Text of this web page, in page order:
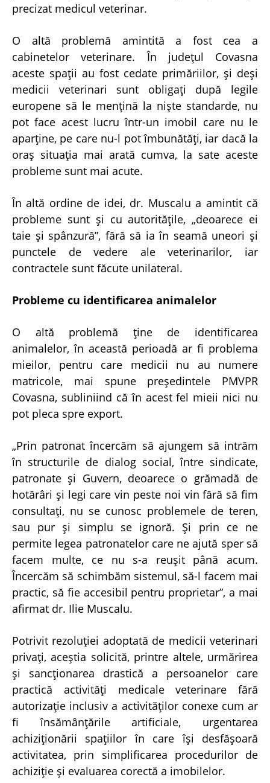
precizat medicul veterinar.
O altă problemă amintită a fost cea a
cabinetelor veterinare. În judeţul Covasna
aceste spaţii au fost cedate primăriilor, şi deşi
medicii veterinari sunt obligaţi după legile
europene să le menţină la nişte standarde, nu
pot face acest lucru într-un imobil care nu le
aparţine, pe care nu-l pot îmbunătăţi, iar dacă la
oraş situaţia mai arată cumva, la sate aceste
probleme sunt mai acute.
În altă ordine de idei, dr. Muscalu a amintit că
probleme sunt şi cu autorităţile, „deoarece ei
taie şi spânzură”, fără să ia în seamă uneori şi
punctele de vedere ale veterinarilor, iar
contractele sunt făcute unilateral.
Probleme cu identificarea animalelor
O altă problemă ţine de identificarea
animalelor, în această perioadă ar fi problema
mieilor, pentru care medicii nu au numere
matricole, mai spune preşedintele PMVPR
Covasna, subliniind că în acest fel mieii nici nu
pot pleca spre export.
„Prin patronat încercăm să ajungem să intrăm
în structurile de dialog social, între sindicate,
patronate şi Guvern, deoarece o grămadă de
hotărâri şi legi care vin peste noi vin fără să fim
consultaţi, nu se cunosc problemele de teren,
sau pur şi simplu se ignoră. Şi prin ce ne
permite legea patronatelor care ne ajută sper să
facem multe, ce nu s-a reuşit până acum.
Încercăm să schimbăm sistemul, să-l facem mai
practic, să fie accesibil pentru proprietar”, a mai
afirmat dr. Ilie Muscalu.
Potrivit rezoluţiei adoptată de medicii veterinari
privaţi, aceştia solicită, printre altele, urmărirea
şi sancţionarea drastică a persoanelor care
practică activităţi medicale veterinare fără
autorizaţie inclusiv a activităţilor conexe cum ar
fi însămânţările artificiale, urgentarea
achiziţionării spaţiilor în care îşi desfăşoară
activitatea, prin simplificarea procedurilor de
achiziţie şi evaluarea corectă a imobilelor.